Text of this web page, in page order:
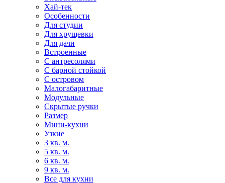
Хай-тек
Особенности
Для студии
Для хрущевки
Для дачи
Встроенные
С антресолями
С барной стойкой
С островом
Малогабаритные
Модульные
Скрытые ручки
Размер
Мини-кухни
Узкие
3 кв. м.
5 кв. м.
6 кв. м.
9 кв. м.
Все для кухни